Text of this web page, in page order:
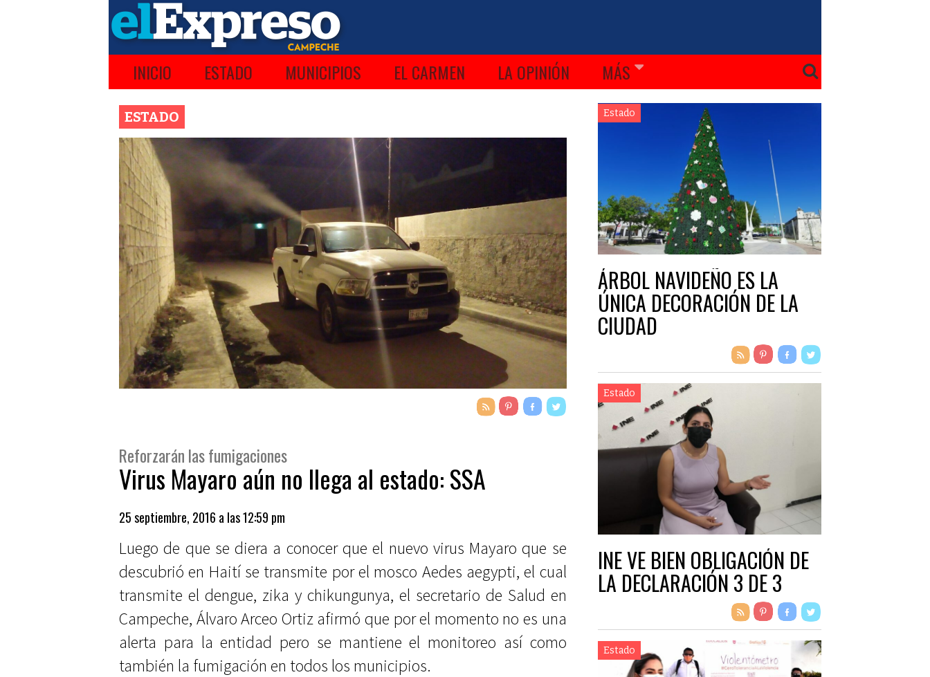
INICIO ESTADO MUNICIPIOS EL CARMEN LA OPINIÓN MÁS
ESTADO
Reforzarán las fumigaciones
Virus Mayaro aún no llega al estado: SSA
25 septiembre, 2016 a las 12:59 pm
Luego de que se diera a conocer que el nuevo virus Mayaro que se
descubrió en Haití se transmite por el mosco Aedes aegypti, el cual
transmite el dengue, zika y chikungunya, el secretario de Salud en
Campeche, Álvaro Arceo Ortiz afirmó que por el momento no es una
alerta para la entidad pero se mantiene el monitoreo así como
también la fumigación en todos los municipios.
Estado
ÁRBOL NAVIDEÑO ES LA
ÚNICA DECORACIÓN DE LA
CIUDAD
Estado
INE VE BIEN OBLIGACIÓN DE
LA DECLARACIÓN 3 DE 3
Estado